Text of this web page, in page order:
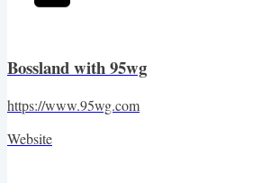
Bossland with 95wg
https://www.95wg.com
Website